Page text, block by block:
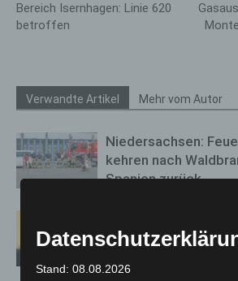
Bereich Isernhagen: Linie 620
betroffen
Verwandte Artikel Mehr vom Autor
Niedersachsen:
kehren nach
Spanien zurück
Population in
Stand: 08.08.2026